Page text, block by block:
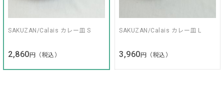
SAKUZAN/Calais カレー皿 S
2,860 円（税込）
SAKUZAN/Calais カレー皿 L
3,960 円（税込）